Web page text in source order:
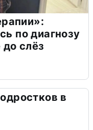
по диагнозу
слёз
в